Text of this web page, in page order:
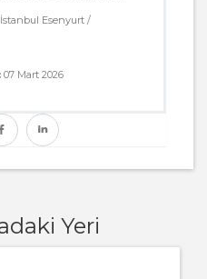
Esenyurt /
07 Mart 2026
Yeri